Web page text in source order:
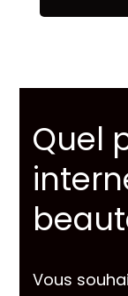
Quel
Vous